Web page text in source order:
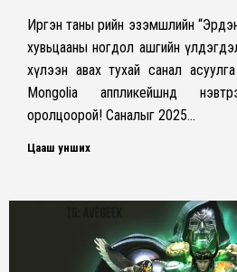
Иргэн таны өөрийн эзэмшлийн
хувьцааны ногдол ашгийн үлдэгдэл
хүлээн авах тухай санал
Mongolia аппликейшнд
оролцоорой! Саналыг 2025…
Цааш унших